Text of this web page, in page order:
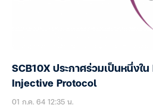
SCB10X ประกาศร่วมเป็นหนึ่งใ
Injective Protocol
01 ก.ค. 64 12:35 น.